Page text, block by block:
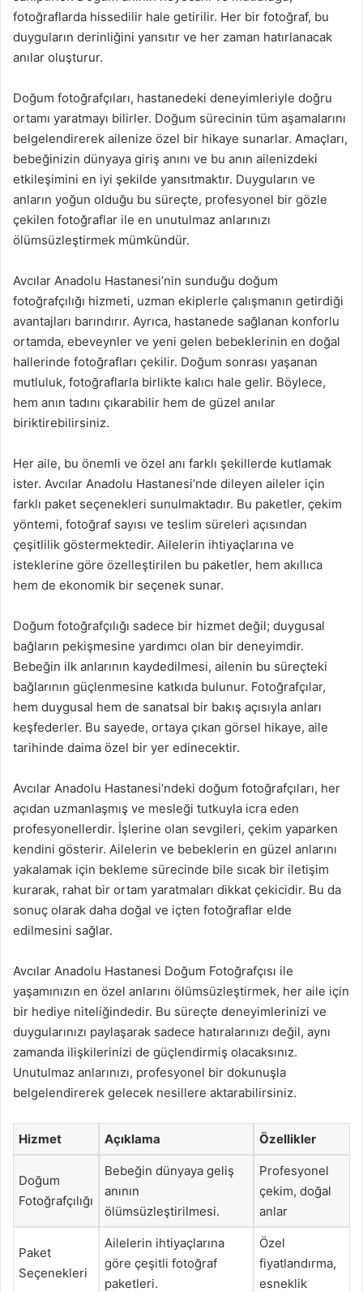
fotoğraflarda hissedilir hale getirilir. Her bir fotoğraf, bu
duyguların derinliğini yansıtır ve her zaman hatırlanacak
anılar oluşturur.
Doğum fotoğrafçıları, hastanedeki deneyimleriyle doğru
ortamı yaratmayı bilirler. Doğum sürecinin tüm aşamalarını
belgelendirerek ailenize özel bir hikaye sunarlar. Amaçları,
bebeğinizin dünyaya giriş anını ve bu anın ailenizdeki
etkileşimini en iyi şekilde yansıtmaktır. Duyguların ve
anların yoğun olduğu bu süreçte, profesyonel bir gözle
çekilen fotoğraflar ile en unutulmaz anlarınızı
ölümsüzleştirmek mümkündür.
Avcılar Anadolu Hastanesi’nin sunduğu doğum
fotoğrafçılığı hizmeti, uzman ekiplerle çalışmanın getirdiği
avantajları barındırır. Ayrıca, hastanede sağlanan konforlu
ortamda, ebeveynler ve yeni gelen bebeklerinin en doğal
hallerinde fotoğrafları çekilir. Doğum sonrası yaşanan
mutluluk, fotoğraflarla birlikte kalıcı hale gelir. Böylece,
hem anın tadını çıkarabilir hem de güzel anılar
biriktirebilirsiniz.
Her aile, bu önemli ve özel anı farklı şekillerde kutlamak
ister. Avcılar Anadolu Hastanesi’nde dileyen aileler için
farklı paket seçenekleri sunulmaktadır. Bu paketler, çekim
yöntemi, fotoğraf sayısı ve teslim süreleri açısından
çeşitlilik göstermektedir. Ailelerin ihtiyaçlarına ve
isteklerine göre özelleştirilen bu paketler, hem akıllıca
hem de ekonomik bir seçenek sunar.
Doğum fotoğrafçılığı sadece bir hizmet değil; duygusal
bağların pekişmesine yardımcı olan bir deneyimdir.
Bebeğin ilk anlarının kaydedilmesi, ailenin bu süreçteki
bağlarının güçlenmesine katkıda bulunur. Fotoğrafçılar,
hem duygusal hem de sanatsal bir bakış açısıyla anları
keşfederler. Bu sayede, ortaya çıkan görsel hikaye, aile
tarihinde daima özel bir yer edinecektir.
Avcılar Anadolu Hastanesi’ndeki doğum fotoğrafçıları, her
açıdan uzmanlaşmış ve mesleği tutkuyla icra eden
profesyonellerdir. İşlerine olan sevgileri, çekim yaparken
kendini gösterir. Ailelerin ve bebeklerin en güzel anlarını
yakalamak için bekleme sürecinde bile sıcak bir iletişim
kurarak, rahat bir ortam yaratmaları dikkat çekicidir. Bu da
sonuç olarak daha doğal ve içten fotoğraflar elde
edilmesini sağlar.
Avcılar Anadolu Hastanesi Doğum Fotoğrafçısı ile
yaşamınızın en özel anlarını ölümsüzleştirmek, her aile için
bir hediye niteliğindedir. Bu süreçte deneyimlerinizi ve
duygularınızı paylaşarak sadece hatıralarınızı değil, aynı
zamanda ilişkilerinizi de güçlendirmiş olacaksınız.
Unutulmaz anlarınızı, profesyonel bir dokunuşla
belgelendirerek gelecek nesillere aktarabilirsiniz.
Hizmet Açıklama Özellikler
Doğum
Fotoğrafçılığı
Bebeğin dünyaya geliş
anının
ölümsüzleştirilmesi.
Profesyonel
çekim, doğal
anlar
Paket
Seçenekleri
Ailelerin ihtiyaçlarına
göre çeşitli fotoğraf
paketleri.
Özel
fiyatlandırma,
esneklik